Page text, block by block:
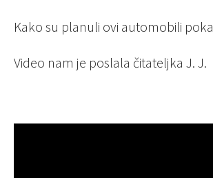
Kako su planuli ovi automobili
Video nam je poslala čitateljka J. J.